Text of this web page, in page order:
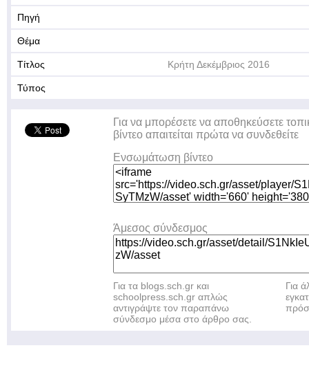
Πηγή
Θέμα
Τίτλος Κρήτη Δεκέμβριος 2016
Τύπος
Για να μπορέσετε να αποθηκεύσετε
βίντεο απαιτείται πρώτα να συνδεθείτε
Ενσωμάτωση βίντεο
Άμεσος σύνδεσμος
Για τα blogs.sch.gr και
schoolpress.sch.gr απλώς
αντιγράψτε τον παραπάνω
σύνδεσμο μέσα στο άρθρο σας.
Για